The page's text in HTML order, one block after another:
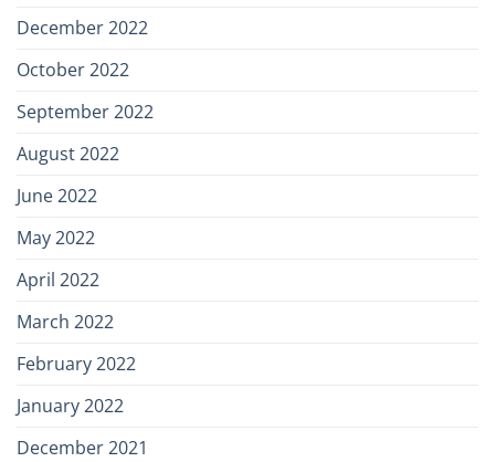
December 2022
October 2022
September 2022
August 2022
June 2022
May 2022
April 2022
March 2022
February 2022
January 2022
December 2021